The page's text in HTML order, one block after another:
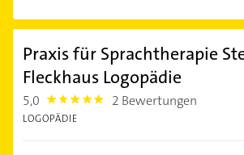
Praxis für Sprachtherapie
Fleckhaus Logopädie
5,0 5.0 2 Bewertungen
LOGOPÄDIE